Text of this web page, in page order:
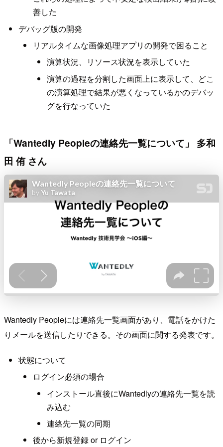
善した
デバッグ版の開発
リアルタイムな画像処理アプリの開発で困ること
演算状況、リソース状況を表示していた
演算の過程を分割した画面上に表示して、どこ
の演算処理で結果が悪くなっているかのデバッ
グを行なっていた
「Wantedly Peopleの連絡先一覧について」 多和
田 侑 さん
Wantedly Peopleには連絡先一覧画面があり、電話をかけた
りメールを送信したりできる。その画面に関する発表です。
状態について
ログイン必須の場合
インストール直後にWantedlyの連絡先一覧を読
み込む
連絡先一覧の同期
後から新規登録 or ログイン